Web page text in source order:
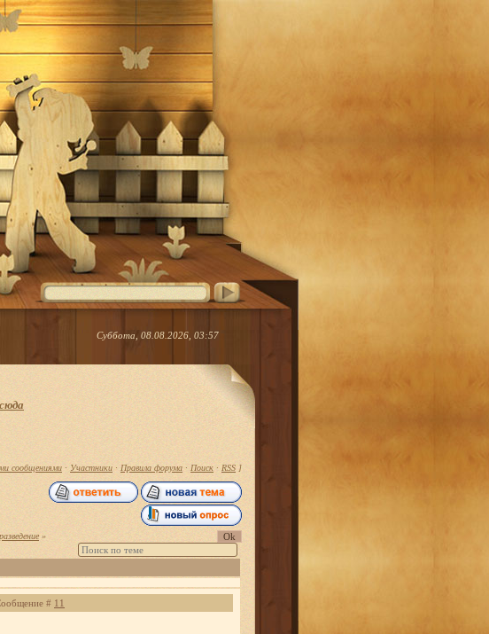
Суббота, 08.08.2026, 03:57
сообщениями · Участники · Правила форума · Поиск · RSS ]
»
# 11